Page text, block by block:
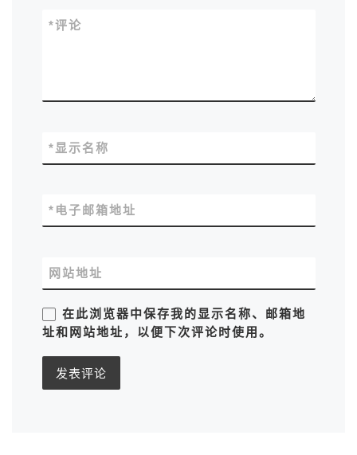
评论
*
显示名称
*
电子邮箱地址
*
网站地址
在此浏览器中保存我的显示名称、邮箱地
址和网站地址，以便下次评论时使用。